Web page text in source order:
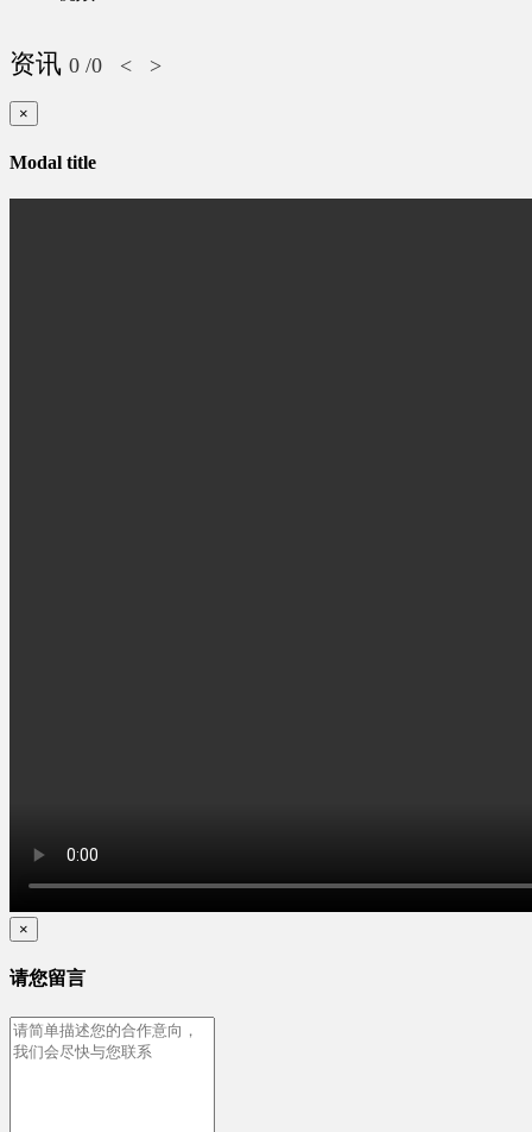
资讯 0 /0 < >
×
Modal title
×
请您留言